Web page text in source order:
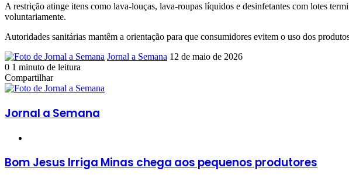
A restrição atinge itens como lava-louças, lava-roupas líquidos e desinfetantes com lotes
voluntariamente.
Autoridades sanitárias mantêm a orientação para que consumidores evitem o uso dos
Jornal a Semana Mande
12 de maio de 2026
0 1 minuto de leitura
Facebook
X
Linkedin
Pinterest
Reddit
Skype
Messenger
Messenger
WhatsApp
Telegram
Compartilhar
Facebook
X
Linkedin
Pinterest
Reddit
Skype
Messenger
Messenger
WhatsApp
Telegram
Compartilhar
e-
mail
Imprimir
Jornal a Semana
Bom
Jesus
Bom Jesus Irriga Minas chega aos pequenos produtores